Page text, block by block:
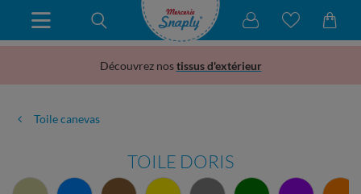
Découvrez nostissus d'extérieur
Toile canevas
TOILE DORIS